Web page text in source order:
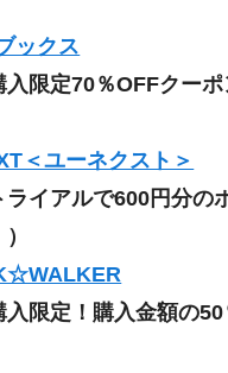
ックス
入限定70％OFFクー
＜ユーネクスト＞
ライアルで600円分の
入限定！購入金額の